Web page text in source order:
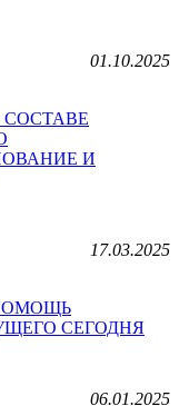
01.10.2025
СОСТАВЕ
И
17.03.2025
СЕГОДНЯ
06.01.2025